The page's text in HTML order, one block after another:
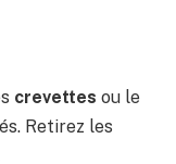
crevettes ou le
Retirez les